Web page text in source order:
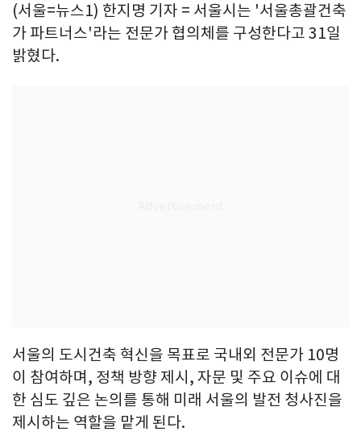
(서울=뉴스1) 한지명 기자 = 서울시는 '서울총괄건축
가 파트너스'라는 전문가 협의체를 구성한다고 31일
밝혔다.
서울의 도시건축 혁신을 목표로 국내외 전문가 10명
이 참여하며, 정책 방향 제시, 자문 및 주요 이슈에 대
한 심도 깊은 논의를 통해 미래 서울의 발전 청사진을
제시하는 역할을 맡게 된다.